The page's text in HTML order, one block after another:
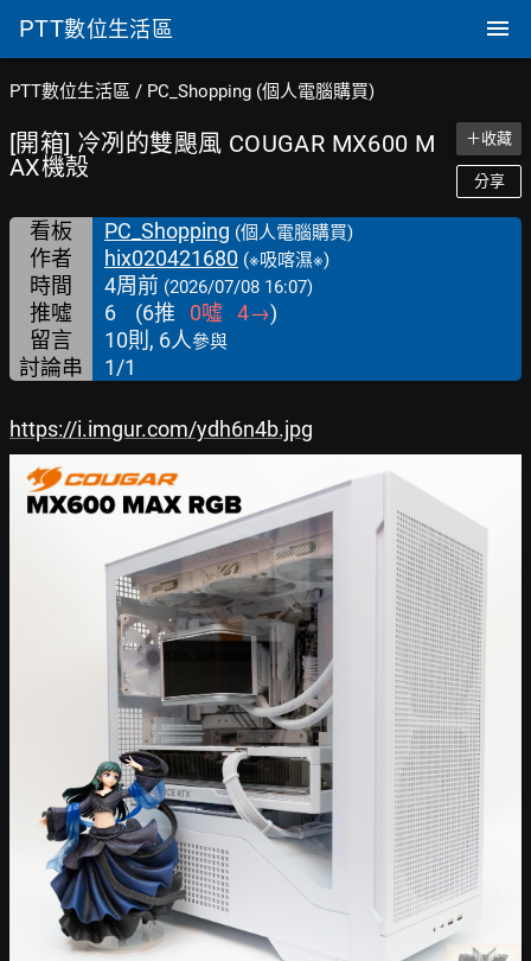
PTT數位生活區
PTT數位生活區 / PC_Shopping (個人電腦購買)
[開箱] 冷冽的雙颶風 COUGAR MX600 M
AX機殼
＋收藏
分享
看板 PC_Shopping (個人電腦購買)
作者 hix020421680 (※吸喀濕※)
時間 4周前 (2026/07/08 16:07)
推噓 6 (6推 0噓 4→)
留言
10則, 6人參與
討論串 1/1
https://i.imgur.com/ydh6n4b.jpg